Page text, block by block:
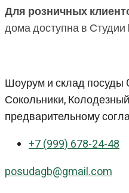
Для розничных
дома доступна в
Шоурум и склад посуды
Сокольники,
предварительному
+7 (999) 678-24-48
posudagb@gmail.com